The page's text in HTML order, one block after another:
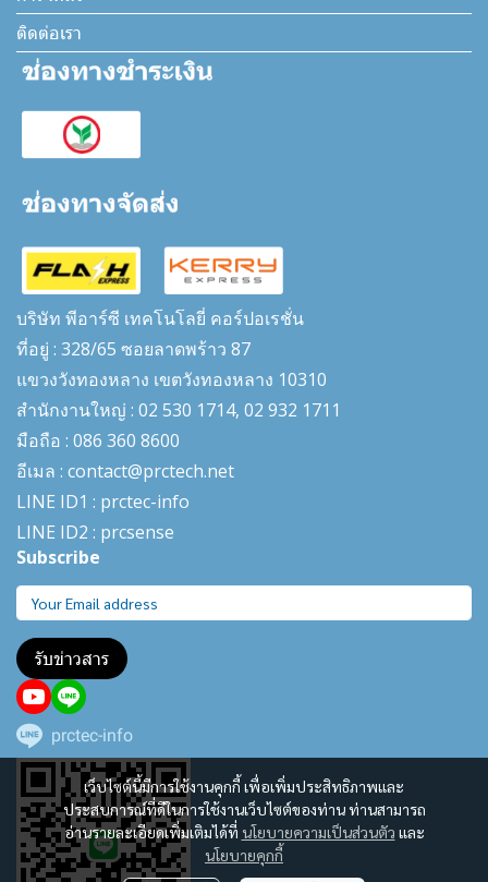
เว็บไซต์นี้มีการใช้งานคุกกี้ เพื่อเพิ่มประสิทธิภาพและ
ประสบการณ์ที่ดีในการใช้งานเว็บไซต์ของท่าน ท่านสามารถ
อ่านรายละเอียดเพิ่มเติมได้ที่ นโยบายความเป็นส่วนตัว และ
นโยบายคุกกี้
ติดต่อเรา
บริษัท พีอาร์ซี เทคโนโลยี่ คอร์ปอเรชั่น
ที่อยู่ : 328/65 ซอยลาดพร้าว 87
แขวงวังทองหลาง เขตวังทองหลาง 10310
สำนักงานใหญ่ : 02 530 1714, 02 932 1711
มือถือ : 086 360 8600
อีเมล : contact@prctech.net
LINE ID1 : prctec-info
LINE ID2 : prcsense
Subscribe
รับข่าวสาร
prctec-info